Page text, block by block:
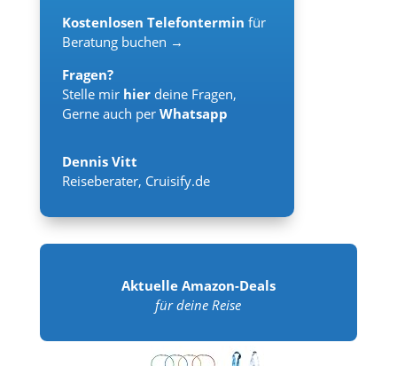
Kostenlosen Telefontermin für
Beratung buchen →
Fragen?
Stelle mir hier deine Fragen,
Gerne auch per Whatsapp
Dennis Vitt
Reiseberater, Cruisify.de
Aktuelle Amazon-Deals
für deine Reise